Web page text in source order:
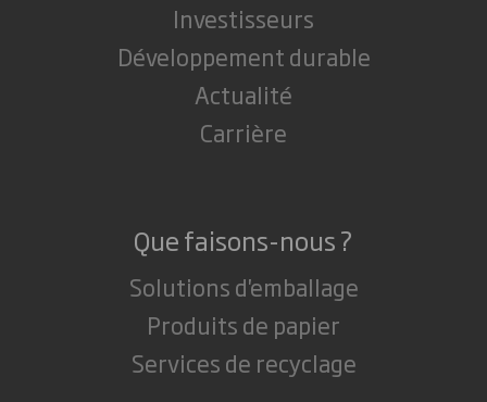
Investisseurs
Développement durable
Actualité
Carrière
Que faisons-nous ?
Solutions d'emballage
Produits de papier
Services de recyclage